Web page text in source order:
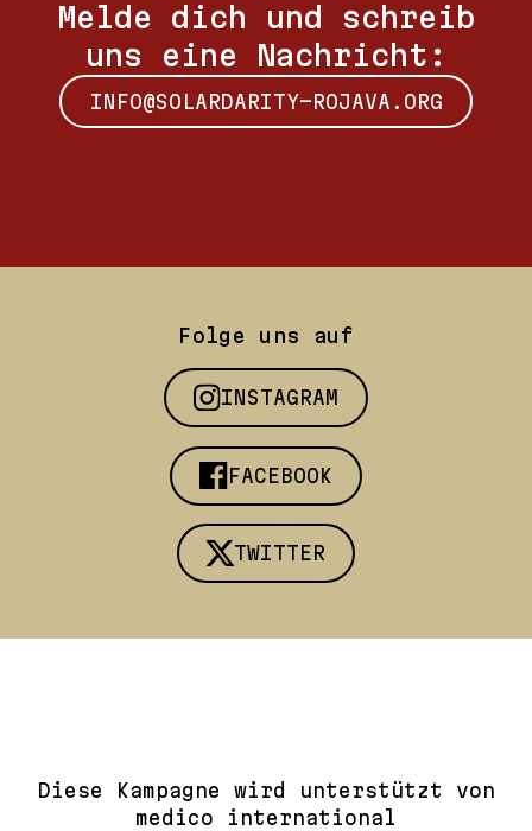
Melde dich und schreib
uns eine Nachricht:
INFO@SOLARDARITY-ROJAVA.ORG
Folge uns auf
INSTAGRAM
FACEBOOK
TWITTER
Diese Kampagne wird unterstützt von
medico international